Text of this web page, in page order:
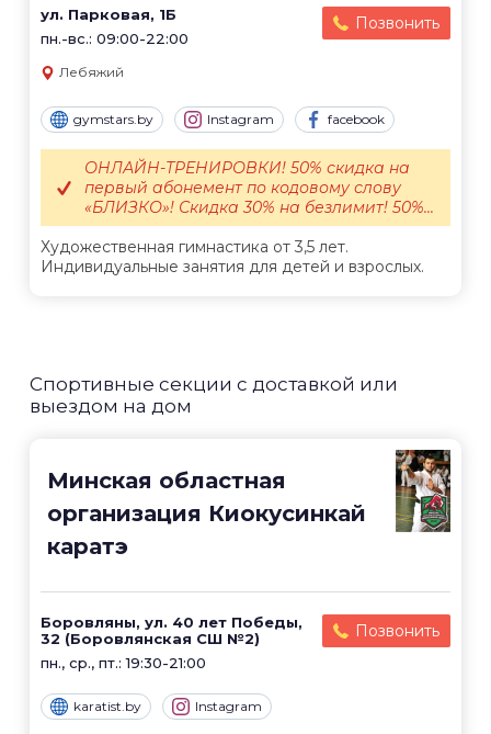
ул. Парковая, 1Б
пн.-вс.: 09:00-22:00
Позвонить
Лебяжий
gymstars.by Instagram facebook
Художественная гимнастика от 3,5 лет.
Индивидуальные занятия для детей и взрослых.
ОНЛАЙН-ТРЕНИРОВКИ! 50% скидка на
первый абонемент по кодовому слову
«БЛИЗКО»! Скидка 30% на безлимит! 50%...
Спортивные секции с доставкой или
выездом на дом
Минская областная
организация Киокусинкай
каратэ
Боровляны, ул. 40 лет Победы,
32 (Боровлянская СШ №2)
пн., ср., пт.: 19:30-21:00
Позвонить
karatist.by Instagram